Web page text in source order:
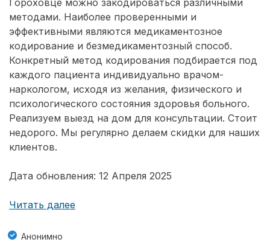
методами. Наиболее проверенными и
эффективными являются медикаментозное
кодирование и безмедикаментозный способ.
Конкретный метод кодирования подбирается под
каждого пациента индивидуально врачом-
наркологом, исходя из желания, физического и
психологического состояния здоровья больного.
Реализуем выезд на дом для консультации. Стоит
недорого. Мы регулярно делаем скидки для наших
клиентов.
Дата обновления: 12 Апреля 2025
Читать далее
Анонимно